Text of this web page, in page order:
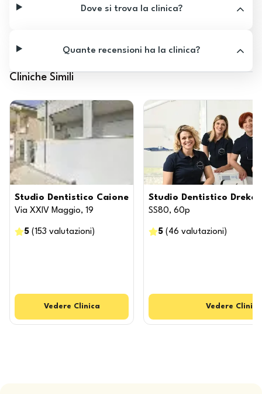
Dove si trova la clinica?
Quante recensioni ha la clinica?
Cliniche Simili
Studio Dentistico Caione
Via XXIV Maggio, 19
5 (153 valutazioni )
Vedere Clinica
Studio Dentistico
SS80, 60p
5 ( 46 valutazioni )
Vedere Clinica